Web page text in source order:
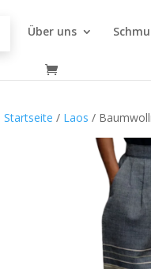
Über uns
Startseite / Laos /